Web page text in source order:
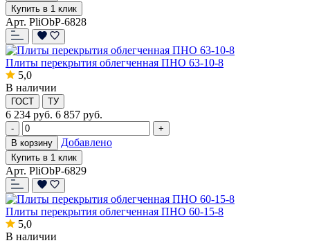
Купить в 1 клик
Арт. PliObP-6828
Плиты перекрытия облегченная ПНО 63-10-8
5,0
В наличии
ГОСТ ТУ
6 234 руб. 6 857 руб.
-
+
В корзину
Добавлено
Купить в 1 клик
Арт. PliObP-6829
Плиты перекрытия облегченная ПНО 60-15-8
5,0
В наличии